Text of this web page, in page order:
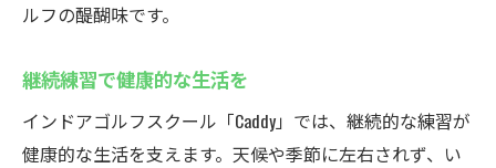
ルフの醍醐味です。
継続練習で健康的な生活を
インドアゴルフスクール「Caddy」では、継続的な練習が
健康的な生活を支えます。天候や季節に左右されず、い